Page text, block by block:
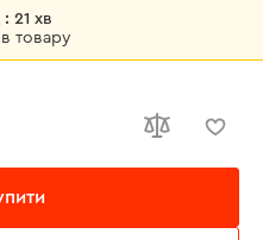
21 хв
товару